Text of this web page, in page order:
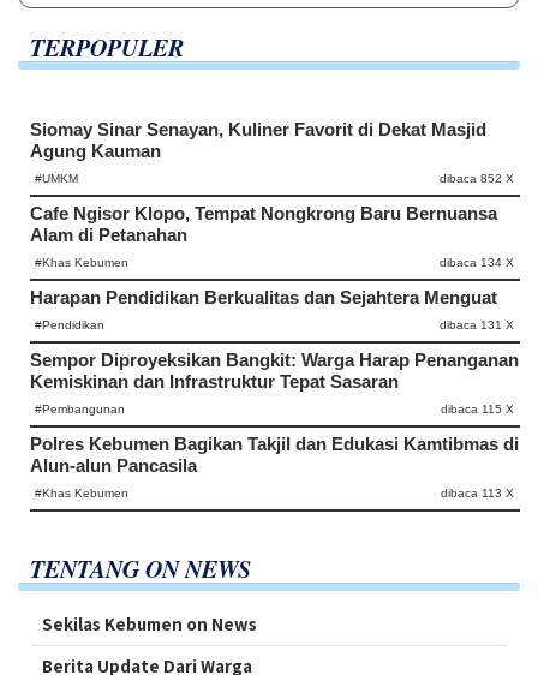
TERPOPULER
Siomay Sinar Senayan, Kuliner Favorit di Dekat Masjid
Agung Kauman
#UMKM dibaca 852 X
Cafe Ngisor Klopo, Tempat Nongkrong Baru Bernuansa
Alam di Petanahan
#Khas Kebumen dibaca 134 X
Harapan Pendidikan Berkualitas dan Sejahtera Menguat
#Pendidikan dibaca 131 X
Sempor Diproyeksikan Bangkit: Warga Harap Penanganan
Kemiskinan dan Infrastruktur Tepat Sasaran
#Pembangunan dibaca 115 X
Polres Kebumen Bagikan Takjil dan Edukasi Kamtibmas di
Alun-alun Pancasila
#Khas Kebumen dibaca 113 X
TENTANG ON NEWS
Sekilas Kebumen on News
Berita Update Dari Warga